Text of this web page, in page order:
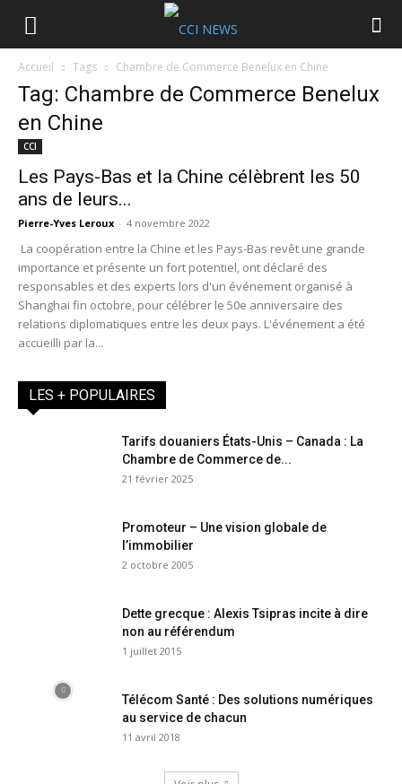
Accueil Tags Chambre de Commerce Benelux en Chine
Tag: Chambre de Commerce Benelux
en Chine
CCI
Les Pays-Bas et la Chine célèbrent les 50
ans de leurs...
Pierre-Yves Leroux - 4 novembre 2022
La coopération entre la Chine et les Pays-Bas revêt une grande
importance et présente un fort potentiel, ont déclaré des
responsables et des experts lors d'un événement organisé à
Shanghai fin octobre, pour célébrer le 50e anniversaire des
relations diplomatiques entre les deux pays. L'événement a été
accueilli par la...
LES + POPULAIRES
Tarifs douaniers États-Unis – Canada : La
Chambre de Commerce de...
21 février 2025
Promoteur – Une vision globale de
l’immobilier
2 octobre 2005
Dette grecque : Alexis Tsipras incite à dire
non au référendum
1 juillet 2015
Télécom Santé : Des solutions numériques
au service de chacun
11 avril 2018